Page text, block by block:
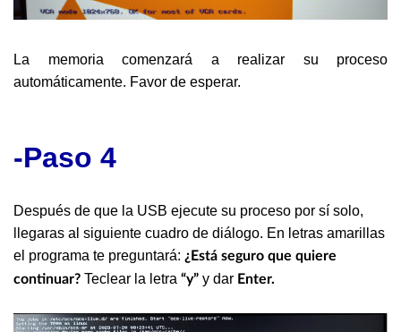
La memoria comenzará a realizar su proceso
automáticamente. Favor de esperar.
-Paso 4
Después de que la USB ejecute su proceso por sí solo,
llegaras al siguiente cuadro de diálogo. En letras amarillas
el programa te preguntará: ¿Está seguro que quiere
continuar? Teclear la letra “y” y dar Enter.